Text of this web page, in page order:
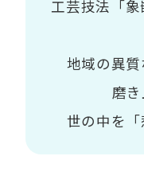
工芸技法「
地域の異質
磨き
世の中を「